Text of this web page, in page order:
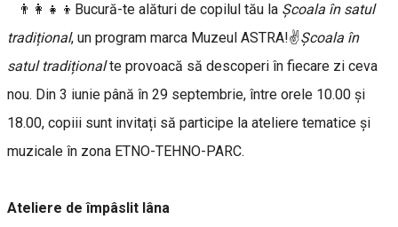
👨‍👩‍👧‍👦Bucură-te alături de copilul tău la Școala în satul
tradițional, un program marca Muzeul ASTRA!✌️Școala în
satul tradiționalte provoacă să descoperi în fiecare zi ceva
nou. Din 3 iunie până în 29 septembrie, între orele 10.00 și
18.00, copiii sunt invitați să participe la ateliere tematice și
muzicale în zona ETNO-TEHNO-PARC.
Ateliere de împâslit lâna